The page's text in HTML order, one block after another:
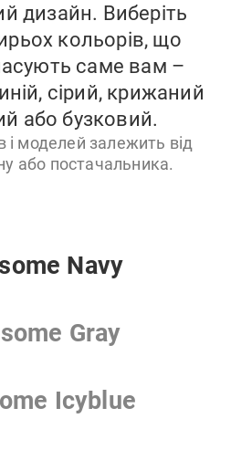
дизайн. Виберіть
кольорів, що
саме вам –
сірий, крижаний
або бузковий.
і моделей залежить від
або постачальника.
Navy
Gray
Icyblue